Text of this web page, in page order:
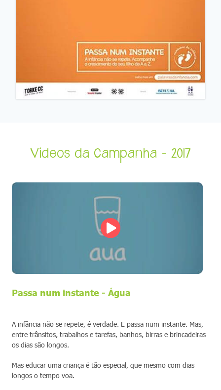
Vídeos da Campanha - 2017
Passa num instante - Água
A infância não se repete, é verdade. E passa num instante. Mas,
entre trânsitos, trabalhos e tarefas, banhos, birras e brincadeiras
os dias são longos.
Mas educar uma criança é tão especial, que mesmo com dias
longos o tempo voa.